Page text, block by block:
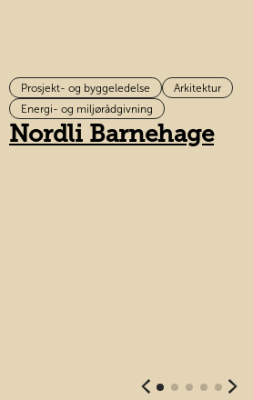
Prosjekt- og byggeledelse
Arkitektur
Energi- og miljørådgivning
Nordli Barnehage